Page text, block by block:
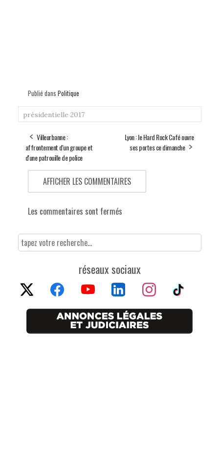
Publié dans Politique
présidentielle 2017
Villeurbanne :
affrontement d'un groupe et
d'une patrouille de police
Lyon : le Hard Rock Café ouvre
ses portes ce dimanche
AFFICHER LES COMMENTAIRES
Les commentaires sont fermés
réseaux sociaux